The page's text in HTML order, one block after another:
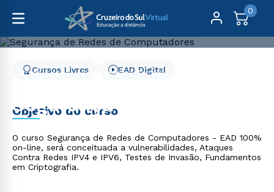
0
Cursos Livres
Engenharia e Tecnologia
Segurança de Redes de
Computadores
Cursos Livres EAD Digital
Objetivo do curso
O curso Segurança de Redes de Computadores - EAD 100%
on-line, será conceituada a vulnerabilidades, Ataques
Contra Redes IPV4 e IPV6, Testes de Invasão, Fundamentos
em Criptografia.